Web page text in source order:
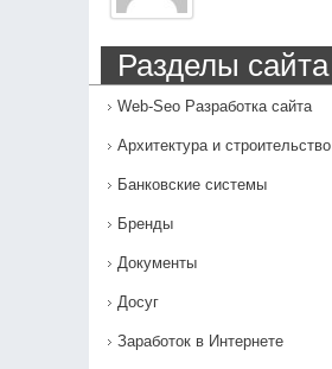
Разделы сайта
Web-Seo Разработка сайта
Архитектура и строительство
Банковские системы
Бренды
Документы
Досуг
Заработок в Интернете